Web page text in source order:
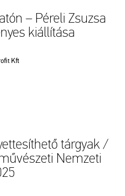
– Péreli Zsuzsa
kiállítása
Kft
tárgyak /
Nemzeti